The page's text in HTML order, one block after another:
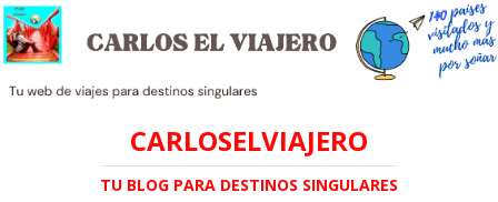
CARLOSELVIAJERO
TU BLOG PARA DESTINOS SINGULARES